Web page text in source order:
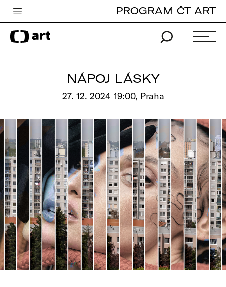
Česká televize
Zpravodajství
Pro děti
edu
Vše o ČT
PROGRAM ČT ART
NÁPOJ LÁSKY
27. 12. 2024 19:00, Praha